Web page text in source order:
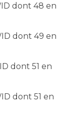
dont 48 en
dont 49 en
dont 51 en
dont 51 en